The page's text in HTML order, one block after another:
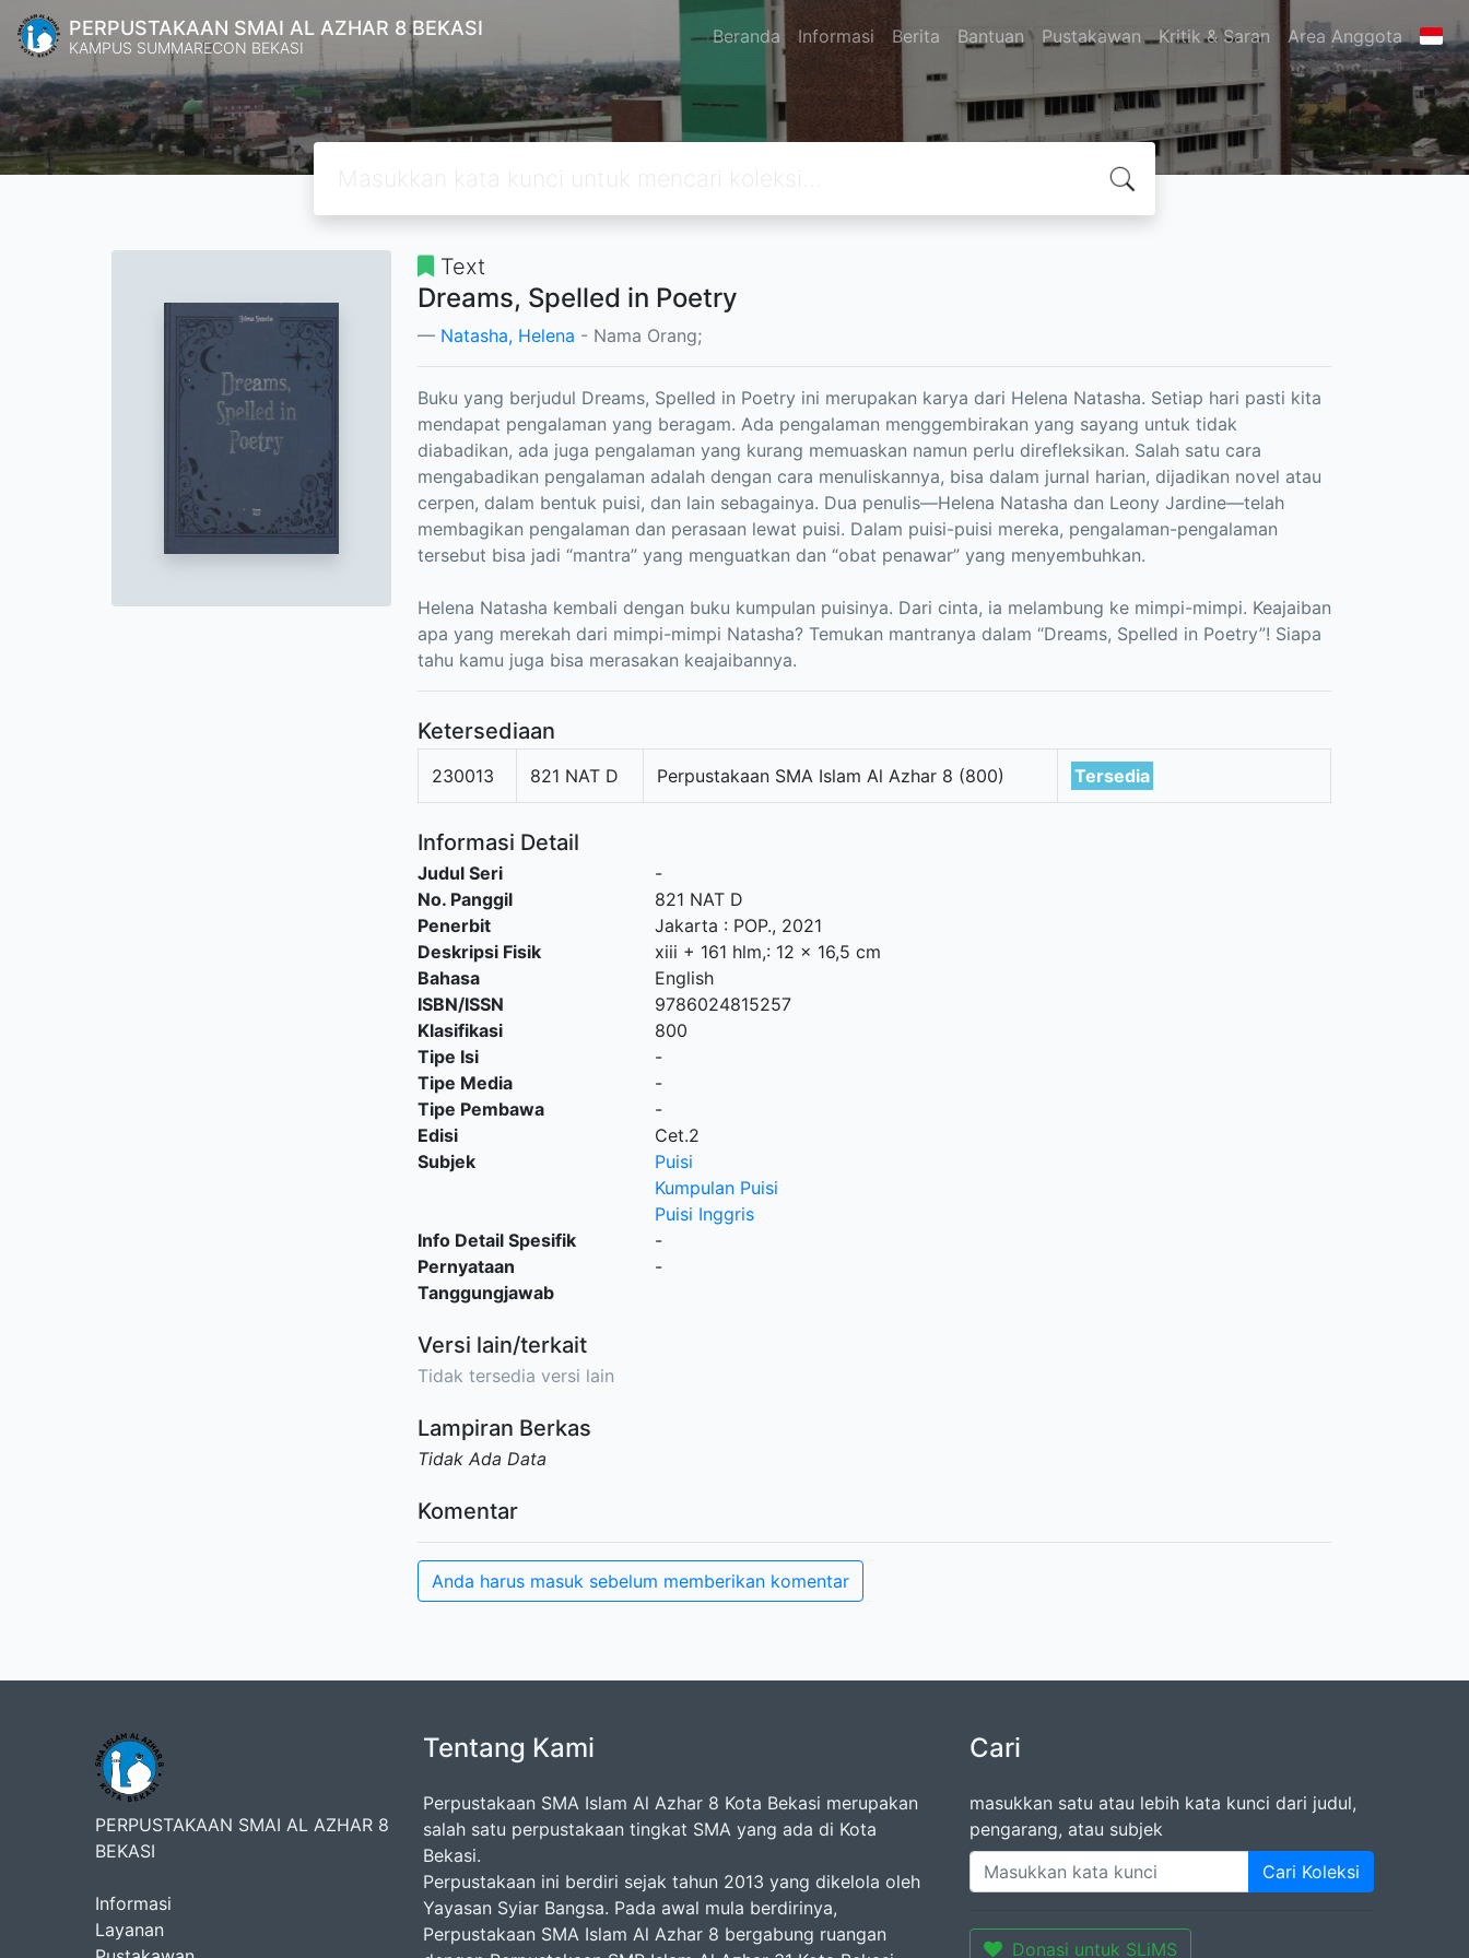
PERPUSTAKAAN SMAI AL AZHAR 8 BEKASI
KAMPUS SUMMARECON BEKASI Beranda Informasi Berita Bantuan Pustakawan Kritik & Saran Area Anggota
Text
Dreams, Spelled in Poetry
Natasha, Helena - Nama Orang;
Buku yang berjudul Dreams, Spelled in Poetry ini merupakan karya dari Helena Natasha. Setiap hari pasti kita
mendapat pengalaman yang beragam. Ada pengalaman menggembirakan yang sayang untuk tidak
diabadikan, ada juga pengalaman yang kurang memuaskan namun perlu direfleksikan. Salah satu cara
mengabadikan pengalaman adalah dengan cara menuliskannya, bisa dalam jurnal harian, dijadikan novel atau
cerpen, dalam bentuk puisi, dan lain sebagainya. Dua penulis—Helena Natasha dan Leony Jardine—telah
membagikan pengalaman dan perasaan lewat puisi. Dalam puisi-puisi mereka, pengalaman-pengalaman
tersebut bisa jadi “mantra” yang menguatkan dan “obat penawar” yang menyembuhkan.
Helena Natasha kembali dengan buku kumpulan puisinya. Dari cinta, ia melambung ke mimpi-mimpi. Keajaiban
apa yang merekah dari mimpi-mimpi Natasha? Temukan mantranya dalam “Dreams, Spelled in Poetry”! Siapa
tahu kamu juga bisa merasakan keajaibannya.
Ketersediaan
230013 821 NAT D Perpustakaan SMA Islam Al Azhar 8 (800) Tersedia
Informasi Detail
Judul Seri
-
No. Panggil
821 NAT D
Penerbit
Jakarta : POP., 2021
Deskripsi Fisik
xiii + 161 hlm,: 12 x 16,5 cm
Bahasa
English
ISBN/ISSN
9786024815257
Klasifikasi
800
Tipe Isi
-
Tipe Media
-
Tipe Pembawa
-
Edisi
Cet.2
Subjek
Puisi
Kumpulan Puisi
Puisi Inggris
Info Detail Spesifik
-
Pernyataan
Tanggungjawab
-
Versi lain/terkait
Tidak tersedia versi lain
Lampiran Berkas
Tidak Ada Data
Komentar
Anda harus masuk sebelum memberikan komentar
PERPUSTAKAAN SMAI AL AZHAR 8
BEKASI
Informasi
Layanan
Tentang Kami
Perpustakaan SMA Islam Al Azhar 8 Kota Bekasi merupakan
salah satu perpustakaan tingkat SMA yang ada di Kota
Bekasi.
Perpustakaan ini berdiri sejak tahun 2013 yang dikelola oleh
Yayasan Syiar Bangsa. Pada awal mula berdirinya,
Perpustakaan SMA Islam Al Azhar 8 bergabung ruangan
Cari
masukkan satu atau lebih kata kunci dari judul,
pengarang, atau subjek
Cari Koleksi
Donasi untuk SLiMS